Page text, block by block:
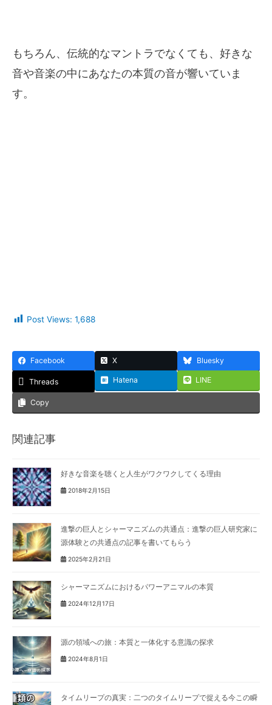
もちろん、伝統的なマントラでなくても、好きな
音や音楽の中にあなたの本質の音が響いていま
す。
Post Views: 1,688
Facebook X Bluesky
Threads Hatena LINE
Copy
関連記事
好きな音楽を聴くと人生がワクワクしてくる理由
2018年2月15日
進撃の巨人とシャーマニズムの共通点：進撃の巨人研究家に
源体験との共通点の記事を書いてもらう
2025年2月21日
シャーマニズムにおけるパワーアニマルの本質
2024年12月17日
源の領域への旅：本質と一体化する意識の探求
2024年8月1日
タイムリープの真実：二つのタイムリープで捉える今この瞬